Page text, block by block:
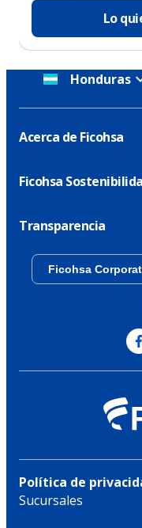
Lo
Honduras
Acerca de Ficohsa
Ficohsa
Transparencia
Ficohsa
Política de
Sucursales